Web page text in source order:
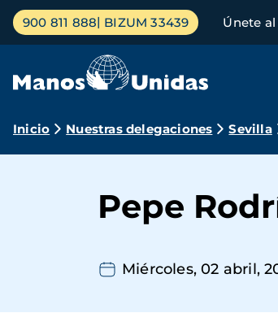
Pasar
contenido
Menú
principal
900 811 888 BIZUM 33439 Únete
Ruta
navegación
Inicio Nuestras delegaciones Sevilla
Pepe
Miércoles, 02 abril,